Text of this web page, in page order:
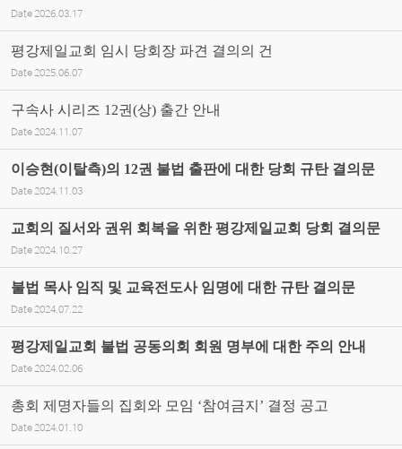
Date 2026.03.17
평강제일교회 임시 당회장 파견 결의의 건
Date 2025.06.07
구속사 시리즈 12권(상) 출간 안내
Date 2024.11.07
이승현(이탈측)의 12권 불법 출판에 대한 당회 규탄 결의문
Date 2024.11.03
교회의 질서와 권위 회복을 위한 평강제일교회 당회 결의문
Date 2024.10.27
불법 목사 임직 및 교육전도사 임명에 대한 규탄 결의문
Date 2024.07.22
평강제일교회 불법 공동의회 회원 명부에 대한 주의 안내
Date 2024.02.06
총회 제명자들의 집회와 모임 ‘참여금지’ 결정 공고
Date 2024.01.10